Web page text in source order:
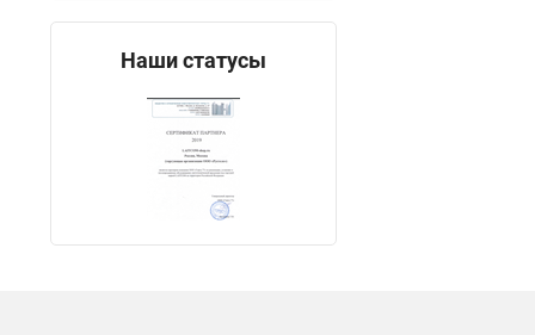
Наши статусы